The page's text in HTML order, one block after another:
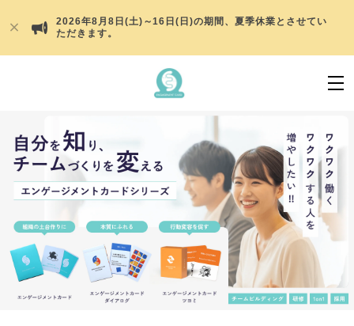
2026年8月8日(土)～16日(日)の期間、夏季休業とさせてい
ただきます。